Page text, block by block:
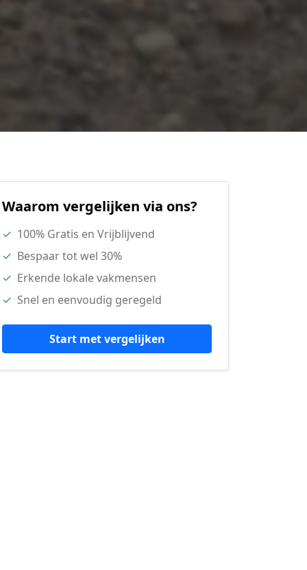
Waarom vergelijken via ons?
✓ 100% Gratis en Vrijblijvend
✓ Bespaar tot wel 30%
✓ Erkende lokale vakmensen
✓ Snel en eenvoudig geregeld
Start met vergelijken